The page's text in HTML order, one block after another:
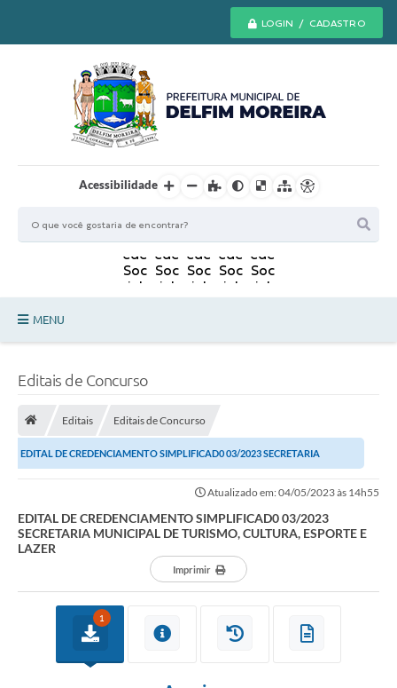
LOGIN / CADASTRO
Acessibilidade
MENU
CAPINA ECOLÓGICA
Listas de Espera - Unidade Básica de Saúde
Defesa Civil
AQUI TEM SEBRAE
Editais de Concurso
Editais Editais de Concurso
EDITAL DE CREDENCIAMENTO SIMPLIFICAD0 03/2023 SECRETARIA
MUNICIPAL DE TURISMO, CULTURA, ESPORTE E LAZER
Atualizado em: 04/05/2023 às 14h55
EDITAL DE CREDENCIAMENTO SIMPLIFICAD0 03/2023
SECRETARIA MUNICIPAL DE TURISMO, CULTURA, ESPORTE E
LAZER
Imprimir
1